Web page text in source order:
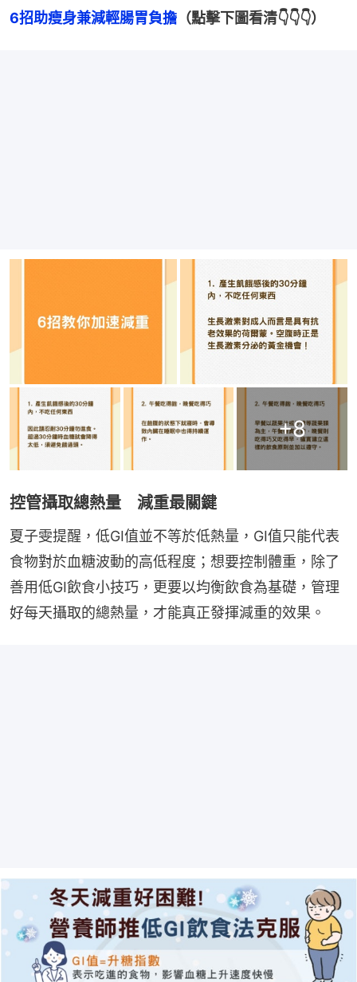
6招助瘦身兼減輕腸胃負擔 （點擊下圖看清👇👇👇）
+8
控管攝取總熱量 減重最關鍵
夏子雯提醒，低GI值並不等於低熱量，GI值只能代表
食物對於血糖波動的高低程度；想要控制體重，除了
善用低GI飲食小技巧，更要以均衡飲食為基礎，管理
好每天攝取的總熱量，才能真正發揮減重的效果。